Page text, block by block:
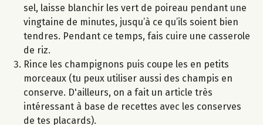
sel, laisse blanchir les vert de poireau pendant une
vingtaine de minutes, jusqu’à ce qu’ils soient bien
tendres. Pendant ce temps, fais cuire une casserole
de riz.
Rince les champignons puis coupe les en petits
morceaux (tu peux utiliser aussi des champis en
conserve. D'ailleurs, on a fait un article très
intéressant à base de recettes avec les conserves
de tes placards).